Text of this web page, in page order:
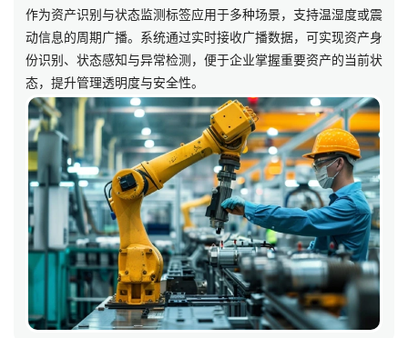
作为资产识别与状态监测标签应用于多种场景，支持温湿度或震
动信息的周期广播。系统通过实时接收广播数据，可实现资产身
份识别、状态感知与异常检测，便于企业掌握重要资产的当前状
态，提升管理透明度与安全性。